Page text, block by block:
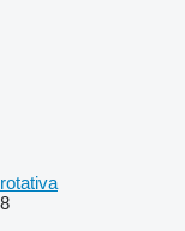
rotativa
8